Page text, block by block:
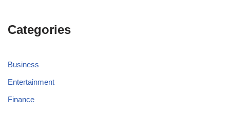
Categories
Business
Entertainment
Finance